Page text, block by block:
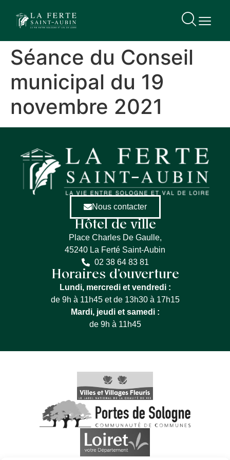
principal
Séance du Conseil
municipal du 19
novembre 2021
Nous contacter
Hôtel de ville
Place Charles De Gaulle,
45240 La Ferté Saint-Aubin
02 38 64 83 81
Horaires d’ouverture
Lundi, mercredi et vendredi :
de 9h à 11h45 et de 13h30 à 17h15
Mardi, jeudi et samedi :
de 9h à 11h45